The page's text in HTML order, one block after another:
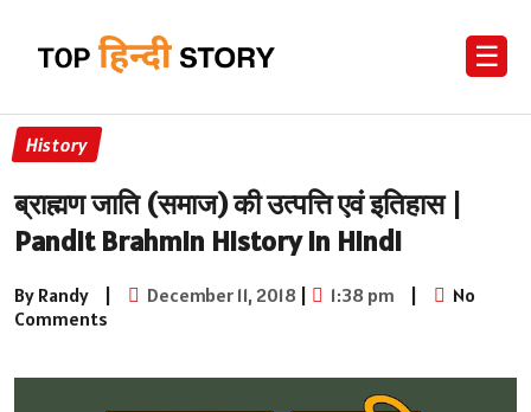
☰
History
ब्राह्मण जाति (समाज) की उत्पत्ति एवं इतिहास |
Pandit Brahmin History in Hindi
By Randy | December 11, 2018 | 1:38 pm |
No
Comments